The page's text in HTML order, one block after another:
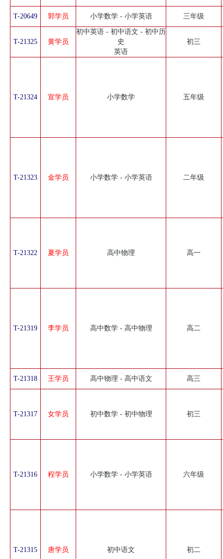
T-20649 郭学员 小学数学 - 小学英语 三年级
T-21325 黄学员
初中英语 - 初中语文 - 初中历
史
英语
初三
T-21324 宣学员 小学数学 五年级
T-21323 金学员 小学数学 - 小学英语 二年级
T-21322 夏学员 高中物理 高一
T-21319 李学员 高中数学 - 高中物理 高二
T-21318 王学员 高中物理 - 高中语文 高三
T-21317 女学员 初中数学 - 初中物理 初三
T-21316 程学员 小学数学 - 小学英语 六年级
T-21315 唐学员 初中语文 初二